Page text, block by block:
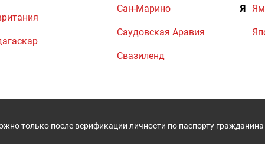
Сан-Марино
Саудовская Аравия
Свазиленд
Я
только после верификации личности по паспорту